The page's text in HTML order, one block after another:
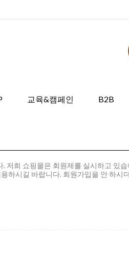
교육&캠페인 B2B
저희 쇼핑몰은 회원제를 실시하고 있습
하시길 바랍니다. 회원가입을 안 하